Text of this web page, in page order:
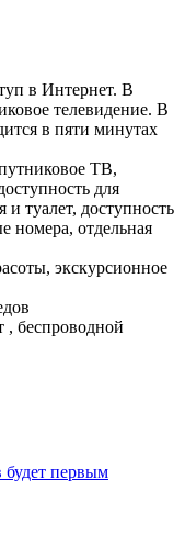
в Интернет. В
телевидение. В
в пяти минутах
ТВ,
для
и туалет, доступность
номера, отдельная
экскурсионное
, беспроводной
первым